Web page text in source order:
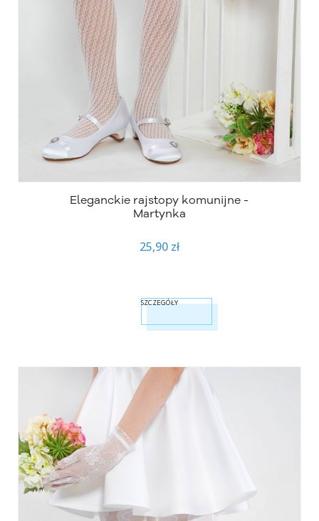
Eleganckie rajstopy komunijne -
Martynka
25,90 zł
SZCZEGÓŁY